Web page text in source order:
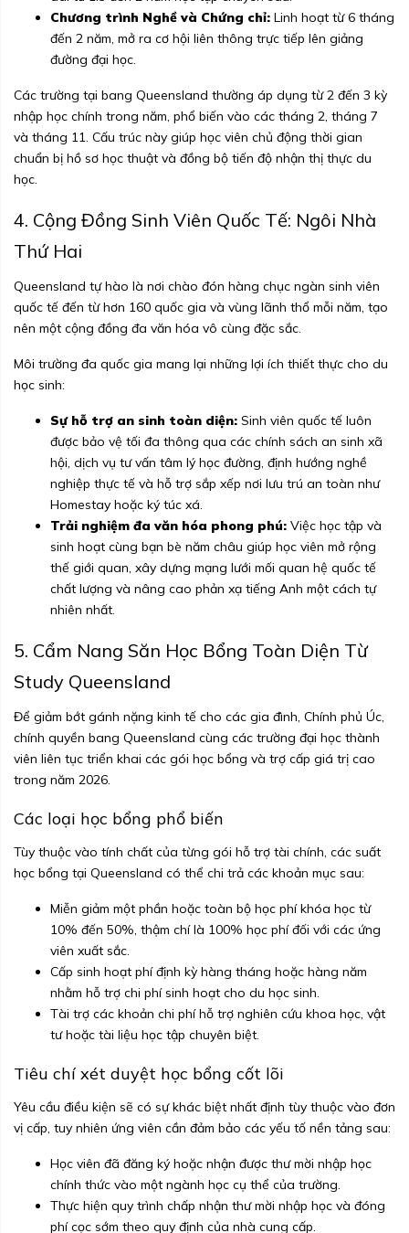
Chương trình Nghề và Chứng chỉ: Linh hoạt từ 6 tháng
đến 2 năm, mở ra cơ hội liên thông trực tiếp lên giảng
đường đại học.
Các trường tại bang Queensland thường áp dụng từ 2 đến 3 kỳ
nhập học chính trong năm, phổ biến vào các tháng 2, tháng 7
và tháng 11. Cấu trúc này giúp học viên chủ động thời gian
chuẩn bị hồ sơ học thuật và đồng bộ tiến độ nhận thị thực du
học.
4. Cộng Đồng Sinh Viên Quốc Tế: Ngôi Nhà
Thứ Hai
Queensland tự hào là nơi chào đón hàng chục ngàn sinh viên
quốc tế đến từ hơn 160 quốc gia và vùng lãnh thổ mỗi năm, tạo
nên một cộng đồng đa văn hóa vô cùng đặc sắc.
Môi trường đa quốc gia mang lại những lợi ích thiết thực cho du
học sinh:
Sự hỗ trợ an sinh toàn diện: Sinh viên quốc tế luôn
được bảo vệ tối đa thông qua các chính sách an sinh xã
hội, dịch vụ tư vấn tâm lý học đường, định hướng nghề
nghiệp thực tế và hỗ trợ sắp xếp nơi lưu trú an toàn như
Homestay hoặc ký túc xá.
Trải nghiệm đa văn hóa phong phú: Việc học tập và
sinh hoạt cùng bạn bè năm châu giúp học viên mở rộng
thế giới quan, xây dựng mạng lưới mối quan hệ quốc tế
chất lượng và nâng cao phản xạ tiếng Anh một cách tự
nhiên nhất.
5. Cẩm Nang Săn Học Bổng Toàn Diện Từ
Study Queensland
Để giảm bớt gánh nặng kinh tế cho các gia đình, Chính phủ Úc,
chính quyền bang Queensland cùng các trường đại học thành
viên liên tục triển khai các gói học bổng và trợ cấp giá trị cao
trong năm 2026.
Các loại học bổng phổ biến
Tùy thuộc vào tính chất của từng gói hỗ trợ tài chính, các suất
học bổng tại Queensland có thể chi trả các khoản mục sau:
Miễn giảm một phần hoặc toàn bộ học phí khóa học từ
10% đến 50%, thậm chí là 100% học phí đối với các ứng
viên xuất sắc.
Cấp sinh hoạt phí định kỳ hàng tháng hoặc hàng năm
nhằm hỗ trợ chi phí sinh hoạt cho du học sinh.
Tài trợ các khoản chi phí hỗ trợ nghiên cứu khoa học, vật
tư hoặc tài liệu học tập chuyên biệt.
Tiêu chí xét duyệt học bổng cốt lõi
Yêu cầu điều kiện sẽ có sự khác biệt nhất định tùy thuộc vào đơn
vị cấp, tuy nhiên ứng viên cần đảm bảo các yếu tố nền tảng sau:
Học viên đã đăng ký hoặc nhận được thư mời nhập học
chính thức vào một ngành học cụ thể của trường.
Thực hiện quy trình chấp nhận thư mời nhập học và đóng
phí cọc sớm theo quy định của nhà cung cấp.